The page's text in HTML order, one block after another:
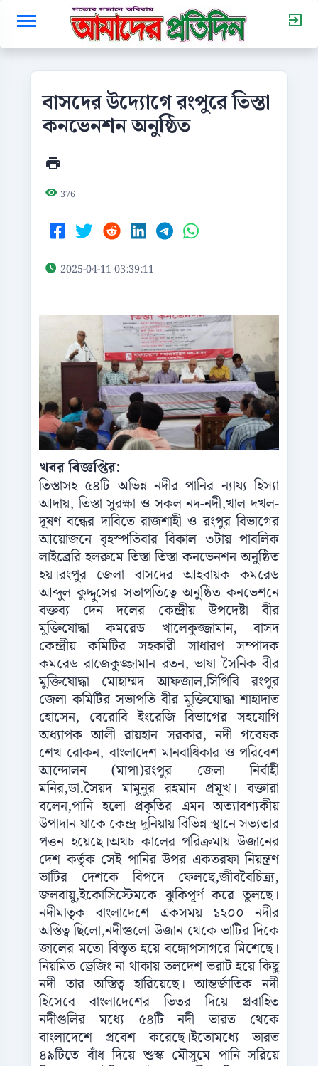
বাসদের উদ্যোগে রংপুরে তিস্তা
কনভেনশন অনুষ্ঠিত
376
2025-04-11 03:39:11
খবর বিজ্ঞপ্তির:
তিস্তাসহ ৫৪টি অভিন্ন নদীর পানির ন্যায্য হিস্যা
আদায়, তিস্তা সুরক্ষা ও সকল নদ-নদী,খাল দখল-
দূষণ বন্ধের দাবিতে রাজশাহী ও রংপুর বিভাগের
আয়োজনে বৃহস্পতিবার বিকাল ৩টায় পাবলিক
লাইব্রেরি হলরুমে তিস্তা তিস্তা কনভেনশন অনুষ্ঠিত
হয়।রংপুর জেলা বাসদের আহবায়ক কমরেড
আব্দুল কুদ্দুসের সভাপতিত্বে অনুষ্ঠিত কনভেশনে
বক্তব্য দেন দলের কেন্দ্রীয় উপদেষ্টা বীর
মুক্তিযোদ্ধা কমরেড খালেকুজ্জামান, বাসদ
কেন্দ্রীয় কমিটির সহকারী সাধারণ সম্পাদক
কমরেড রাজেকুজ্জামান রতন, ভাষা সৈনিক বীর
মুক্তিযোদ্ধা মোহাম্মদ আফজাল,সিপিবি রংপুর
জেলা কমিটির সভাপতি বীর মুক্তিযোদ্ধা শাহাদাত
হোসেন, বেরোবি ইংরেজি বিভাগের সহযোগি
অধ্যাপক আলী রায়হান সরকার, নদী গবেষক
শেখ রোকন, বাংলাদেশ মানবাধিকার ও পরিবেশ
আন্দোলন (মাপা)রংপুর জেলা নির্বাহী
মনির,ডা.সৈয়দ মামুনুর রহমান প্রমূখ। বক্তারা
বলেন,পানি হলো প্রকৃতির এমন অত্যাবশ্যকীয়
উপাদান যাকে কেন্দ্র দুনিয়ায় বিভিন্ন স্থানে সভ্যতার
পত্তন হয়েছে।অথচ কালের পরিক্রমায় উজানের
দেশ কর্তৃক সেই পানির উপর একতরফা নিয়ন্ত্রণ
ভাটির দেশকে বিপদে ফেলছে,জীববৈচিত্র্য,
জলবায়ু,ইকোসিস্টেমকে ঝুকিপূর্ণ করে তুলছে।
নদীমাতৃক বাংলাদেশে একসময় ১২০০ নদীর
অস্তিত্ব ছিলো,নদীগুলো উজান থেকে ভাটির দিকে
জালের মতো বিস্তৃত হয়ে বঙ্গোপসাগরে মিশেছে।
নিয়মিত ড্রেজিং না থাকায় তলদেশ ভরাট হয়ে কিছু
নদী তার অস্তিত্ব হারিয়েছে। আন্তর্জাতিক নদী
হিসেবে বাংলাদেশের ভিতর দিয়ে প্রবাহিত
নদীগুলির মধ্যে ৫৪টি নদী ভারত থেকে
বাংলাদেশে প্রবেশ করেছে।ইতোমধ্যে ভারত
৪৯টিতে বাঁধ দিয়ে শুস্ক মৌসুমে পানি সরিয়ে